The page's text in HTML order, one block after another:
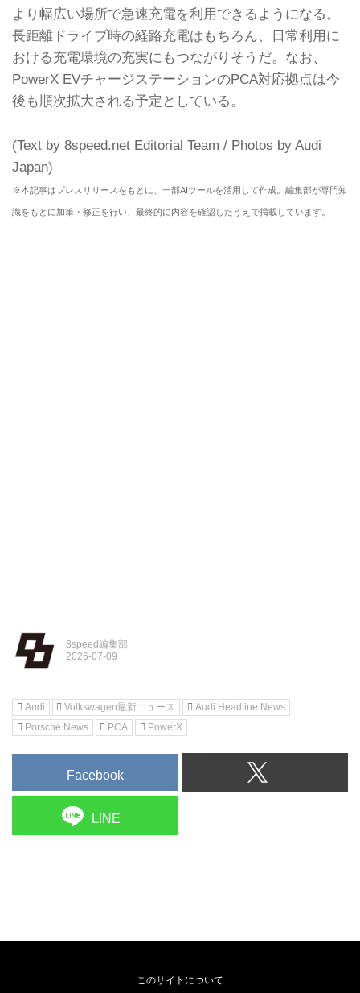
より幅広い場所で急速充電を利用できるようになる。
長距離ドライブ時の経路充電はもちろん、日常利用に
おける充電環境の充実にもつながりそうだ。なお、
PowerX EVチャージステーションのPCA対応拠点は今
後も順次拡大される予定としている。
(Text by 8speed.net Editorial Team / Photos by Audi
Japan)
※本記事はプレスリリースをもとに、一部AIツールを活用して作成。編集部が専門知
識をもとに加筆・修正を行い、最終的に内容を確認したうえで掲載しています。
8speed編集部
Audi Volkswagen最新ニュース
Audi Headline News
Porsche News
PCA PowerX
Facebook
LINE
このサイトについて